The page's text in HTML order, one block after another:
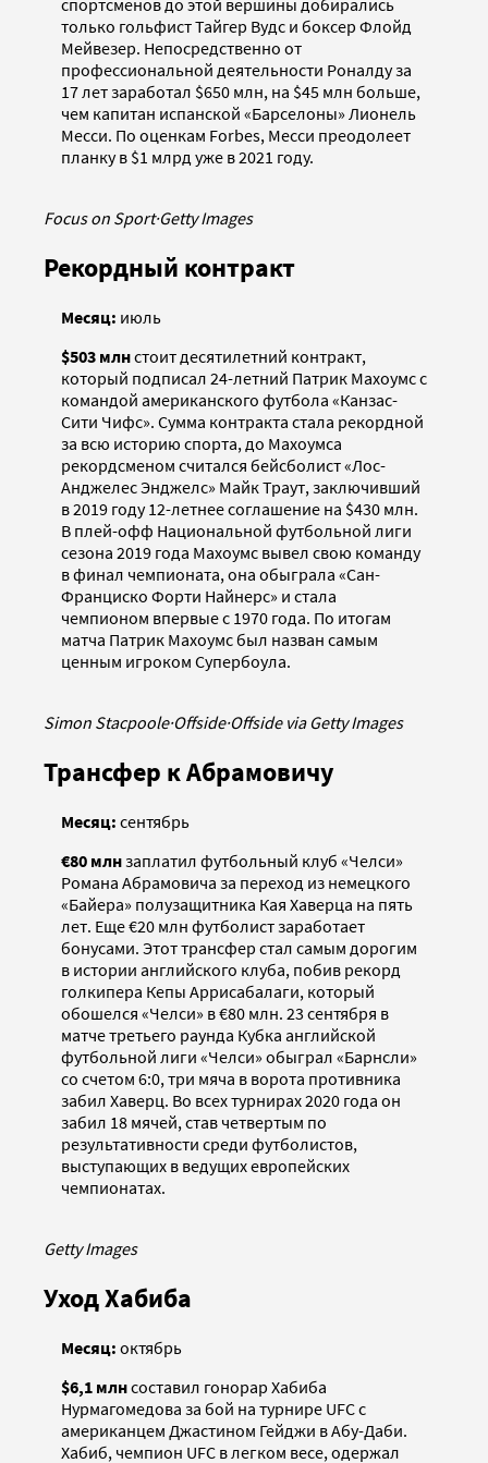
спортсменов до этой вершины добирались
только гольфист Тайгер Вудс и боксер Флойд
Мейвезер. Непосредственно от
профессиональной деятельности Роналду за
17 лет заработал $650 млн, на $45 млн больше,
чем капитан испанской «Барселоны» Лионель
Месси. По оценкам Forbes, Месси преодолеет
планку в $1 млрд уже в 2021 году.
Focus on Sport·Getty Images
Рекордный контракт
Месяц: июль
$503 млнстоит десятилетний контракт,
который подписал 24-летний Патрик Махоумс с
командой американского футбола «Канзас-
Сити Чифс». Сумма контракта стала рекордной
за всю историю спорта, до Махоумса
рекордсменом считался бейсболист «Лос-
Анджелес Энджелс» Майк Траут, заключивший
в 2019 году 12-летнее соглашение на $430 млн.
В плей-офф Национальной футбольной лиги
сезона 2019 года Махоумс вывел свою команду
в финал чемпионата, она обыграла «Сан-
Франциско Форти Найнерс» и стала
чемпионом впервые с 1970 года. По итогам
матча Патрик Махоумс был назван самым
ценным игроком Супербоула.
Simon Stacpoole·Offside·Offside via Getty Images
Трансфер к Абрамовичу
Месяц: сентябрь
€80 млнзаплатил футбольный клуб «Челси»
Романа Абрамовича за переход из немецкого
«Байера» полузащитника Кая Хаверца на пять
лет. Еще €20 млн футболист заработает
бонусами. Этот трансфер стал самым дорогим
в истории английского клуба, побив рекорд
голкипера Кепы Аррисабалаги, который
обошелся «Челси» в €80 млн. 23 сентября в
матче третьего раунда Кубка английской
футбольной лиги «Челси» обыграл «Барнсли»
со счетом 6:0, три мяча в ворота противника
забил Хаверц. Во всех турнирах 2020 года он
забил 18 мячей, став четвертым по
результативности среди футболистов,
выступающих в ведущих европейских
чемпионатах.
Getty Images
Уход Хабиба
Месяц: октябрь
$6,1 млнсоставил гонорар Хабиба
Нурмагомедова за бой на турнире UFC с
американцем Джастином Гейджи в Абу-Даби.
Хабиб, чемпион UFC в легком весе, одержал